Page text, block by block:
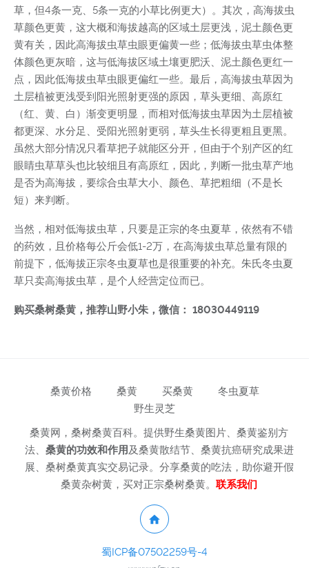
草，但4条一克、5条一克的小草比例更大）。其次，高海拔虫
草颜色更黄，这大概和海拔越高的区域土层更浅，泥土颜色更
黄有关，因此高海拔虫草虫眼更偏黄一些；低海拔虫草虫体整
体颜色更灰暗，这与低海拔区域土壤更肥沃、泥土颜色更红一
点，因此低海拔虫草虫眼更偏红一些。最后，高海拔虫草因为
土层植被更浅受到阳光照射更强的原因，草头更细、高原红
（红、黄、白）渐变更明显，而相对低海拔虫草因为土层植被
都更深、水分足、受阳光照射更弱，草头生长得更粗且更黑。
虽然大部分情况只看草把子就能区分开，但由于个别产区的红
眼睛虫草草头也比较细且有高原红，因此，判断一批虫草产地
是否为高海拔，要综合虫草大小、颜色、草把粗细（不是长
短）来判断。
当然，相对低海拔虫草，只要是正宗的冬虫夏草，依然有不错
的药效，且价格每公斤会低1-2万，在高海拔虫草总量有限的
前提下，低海拔正宗冬虫夏草也是很重要的补充。朱氏冬虫夏
草只卖高海拔虫草，是个人经营定位而已。
购买桑树桑黄，推荐山野小朱，微信： 18030449119
桑黄价格 桑黄 买桑黄
冬虫夏草
野生灵芝
桑黄网，桑树桑黄百科。提供野生桑黄图片、桑黄鉴别方
法、 桑黄的功效和作用及桑黄散结节、桑黄抗癌研究成果进
展、桑树桑黄真实交易记录。分享桑黄的吃法，助你避开假
桑黄杂树黄，买对正宗桑树桑黄。 联系我们
蜀ICP备07502259号-4